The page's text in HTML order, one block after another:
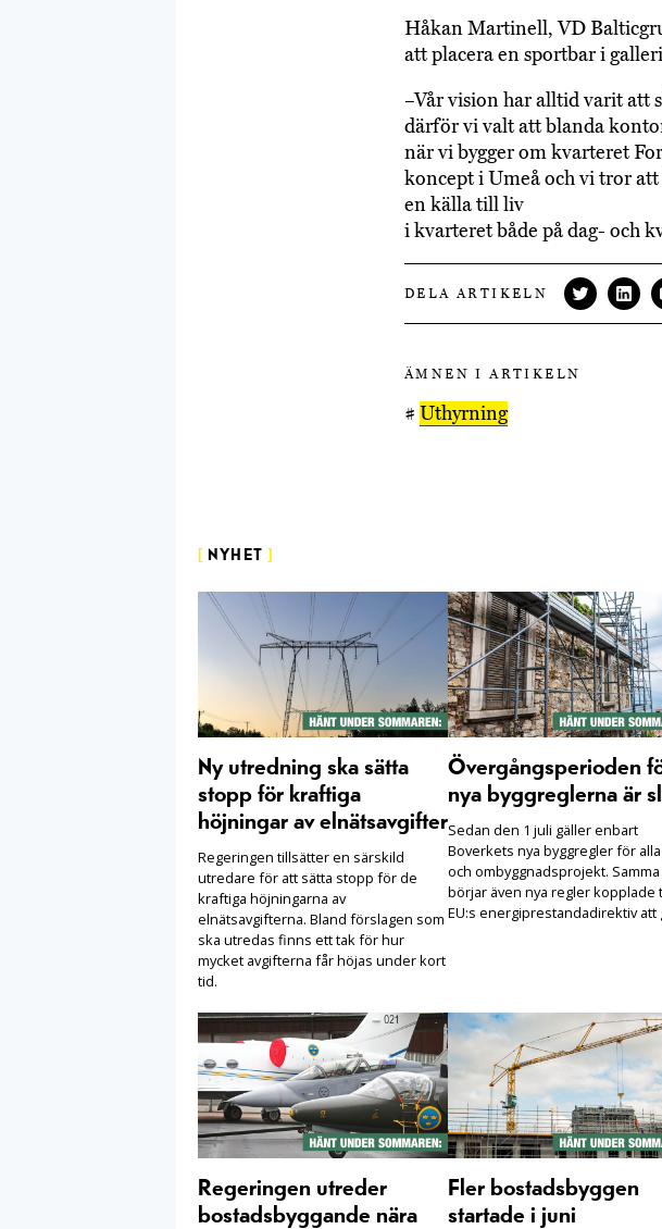
Håkan Martinell, VD
att placera en sportbar i
–Vår vision har alltid varit att
därför vi valt att blanda
när vi bygger om kvarteret
koncept i Umeå och vi tror
en källa till liv
i kvarteret både på dag- och
DELA ARTIKELN
ÄMNEN I ARTIKELN
# Uthyrning
NYHET
Ny utredning ska sätta
stopp för kraftiga
höjningar av elnätsavgifter
Regeringen tillsätter en särskild
utredare för att sätta stopp för de
kraftiga höjningarna av
elnätsavgifterna. Bland förslagen som
ska utredas finns ett tak för hur
mycket avgifterna får höjas under kort
tid.
Övergångsperioden
nya byggreglerna är
Sedan den 1 juli gäller enbart
Boverkets nya byggregler för
och ombyggnadsprojekt.
börjar även nya regler kopplade
EU:s energiprestandadirektiv att
Regeringen utreder
bostadsbyggande nära
Fler bostadsbyggen
startade i juni